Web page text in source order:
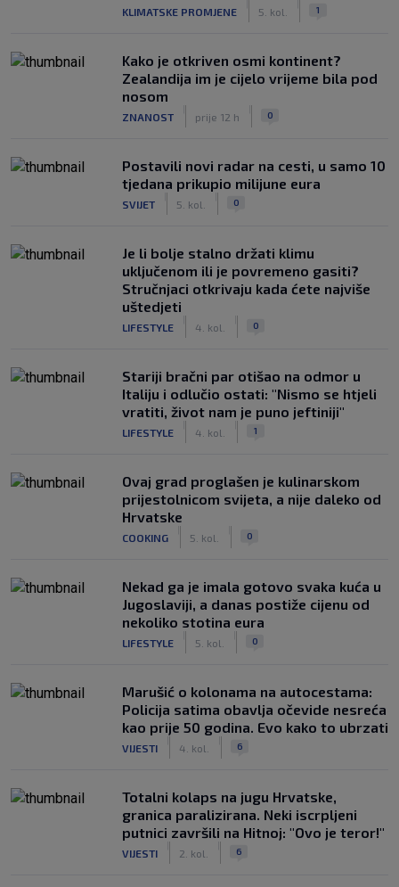
KLIMATSKE PROMJENE 5. kol. 1
Kako je otkriven osmi kontinent?
Zealandija im je cijelo vrijeme bila pod
nosom
ZNANOST prije 12 h 0
Postavili novi radar na cesti, u samo 10
tjedana prikupio milijune eura
SVIJET 5. kol. 0
Je li bolje stalno držati klimu
uključenom ili je povremeno gasiti?
Stručnjaci otkrivaju kada ćete najviše
uštedjeti
LIFESTYLE 4. kol. 0
Stariji bračni par otišao na odmor u
Italiju i odlučio ostati: "Nismo se htjeli
vratiti, život nam je puno jeftiniji"
LIFESTYLE 4. kol. 1
Ovaj grad proglašen je kulinarskom
prijestolnicom svijeta, a nije daleko od
Hrvatske
COOKING 5. kol. 0
Nekad ga je imala gotovo svaka kuća u
Jugoslaviji, a danas postiže cijenu od
nekoliko stotina eura
LIFESTYLE 5. kol. 0
Marušić o kolonama na autocestama:
Policija satima obavlja očevide nesreća
kao prije 50 godina. Evo kako to ubrzati
VIJESTI 4. kol. 6
Totalni kolaps na jugu Hrvatske,
granica paralizirana. Neki iscrpljeni
putnici završili na Hitnoj: "Ovo je teror!"
VIJESTI 2. kol. 6